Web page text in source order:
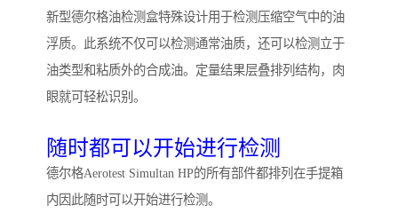
新型德尔格油检测盒特殊设计用于检测压缩空气中的油
浮质。此系统不仅可以检测通常油质，还可以检测立于
油类型和粘质外的合成油。定量结果层叠排列结构，肉
眼就可轻松识别。
随时都可以开始进行检测
德尔格Aerotest Simultan HP的所有部件都排列在手提箱
内因此随时可以开始进行检测。